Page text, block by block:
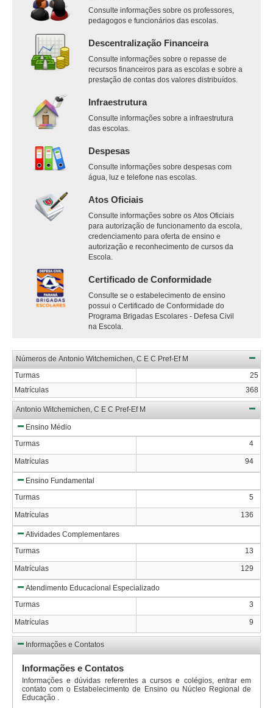
Consulte informações sobre os professores,
pedagogos e funcionários das escolas.
Descentralização Financeira
Consulte informações sobre o repasse de
recursos financeiros para as escolas e sobre a
prestação de contas dos valores distribuídos.
Infraestrutura
Consulte informações sobre a infraestrutura
das escolas.
Despesas
Consulte informações sobre despesas com
água, luz e telefone nas escolas.
Atos Oficiais
Consulte informações sobre os Atos Oficiais
para autorização de funcionamento da escola,
credenciamento para oferta de ensino e
autorização e reconhecimento de cursos da
Escola.
Certificado de Conformidade
Consulte se o estabelecimento de ensino
possui o Certificado de Conformidade do
Programa Brigadas Escolares - Defesa Civil
na Escola.
Números de Antonio Witchemichen, C E C Pref-Ef M
Turmas
25
Matrículas
368
Antonio Witchemichen, C E C Pref-Ef M
Ensino Médio
Turmas
4
Matrículas 94
Ensino Fundamental
Turmas
5
Matrículas 136
Atividades Complementares
Turmas
13
Matrículas 129
Atendimento Educacional Especializado
Turmas
3
Matrículas 9
Informações e Contatos
Informações e Contatos
Informações e dúvidas referentes a cursos e colégios, entrar em
contato com o Estabelecimento de Ensino ou Núcleo Regional de
Educação .